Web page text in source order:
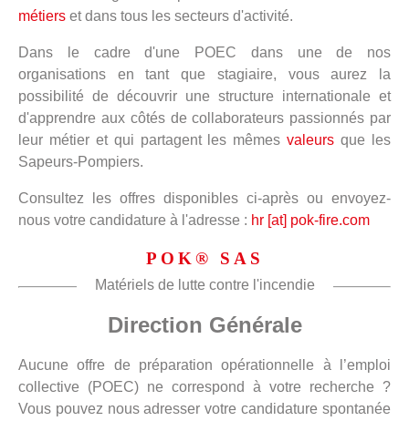
métiers et dans tous les secteurs d'activité.
Dans le cadre d'une POEC dans une de nos
organisations en tant que stagiaire, vous aurez la
possibilité de découvrir une structure internationale et
d'apprendre aux côtés de collaborateurs passionnés par
leur métier et qui partagent les mêmesvaleurs que les
Sapeurs-Pompiers.
Consultez les offres disponibles ci-après ou envoyez-
nous votre candidature à l'adresse : hr [at] pok-fire.com
POK® SAS
Matériels de lutte contre l'incendie
Direction Générale
Aucune offre de préparation opérationnelle à l’emploi
collective (POEC) ne correspond à votre recherche ?
Vous pouvez nous adresser votre candidature spontanée